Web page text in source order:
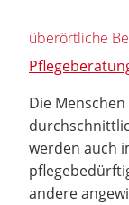
überörtliche
Die
werden auch
andere